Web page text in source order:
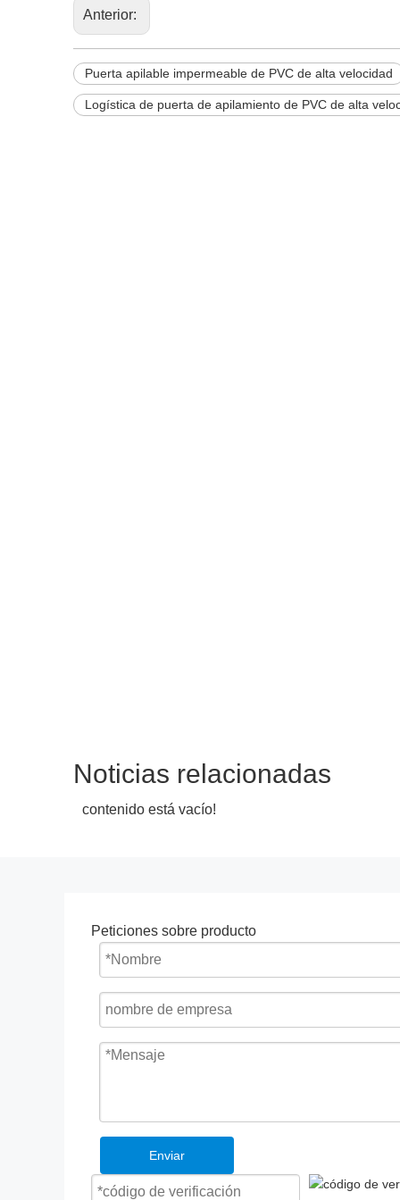
Anterior:
Puerta apilable impermeable de PVC de alta velocidad
Logística de puerta de apilamiento de PVC de alta
Noticias relacionadas
contenido está vacío!
Peticiones sobre producto
Enviar